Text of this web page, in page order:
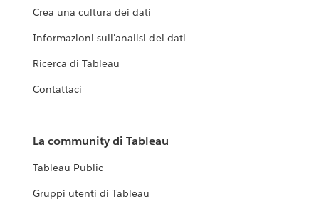
Crea una cultura dei dati
Informazioni sull'analisi dei dati
Ricerca di Tableau
Contattaci
La community di Tableau
Tableau Public
Gruppi utenti di Tableau